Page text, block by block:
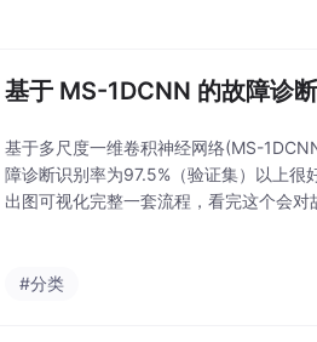
基于 MS-1DCNN 的故障诊
基于多尺度一维卷积神经网络(MS-
障诊断识别率为97.5%（验证集）以上
出图可视化完整一套流程，看完这个会
#分类